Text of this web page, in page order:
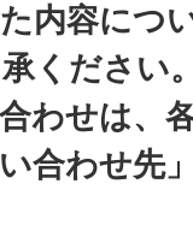
内容につ
ください
わせは、
合わせ先